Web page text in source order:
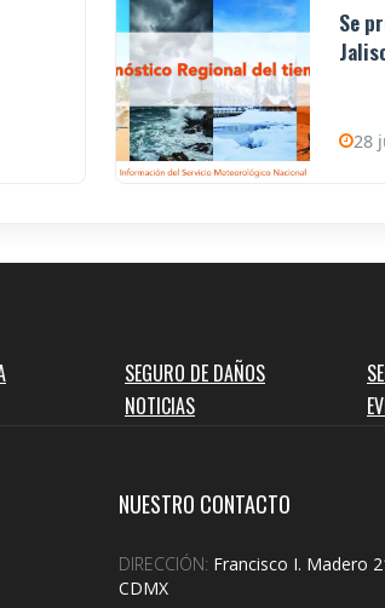
Se
28
SEGURO DE DAÑOS
NOTICIAS
NUESTRO CONTACTO
DIRECCIÓN: Francisco I. Madero
CDMX